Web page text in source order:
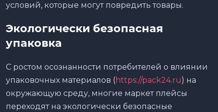
условий, которые могут повредить товары.
Экологически безопасная
упаковка
С ростом осознанности потребителей о влиянии
упаковочных материалов (https://pack24.ru) на
окружающую среду, многие маркет плейсы
переходят на экологически безопасные